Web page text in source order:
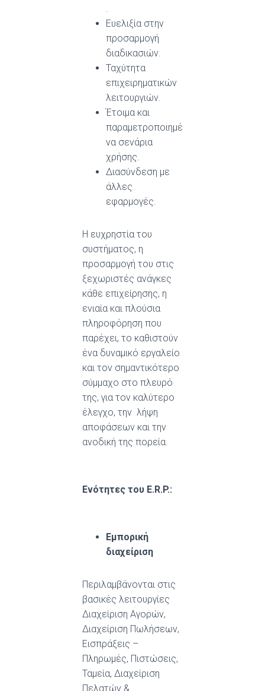
.
Ευελιξία στην
προσαρμογή
διαδικασιών.
Ταχύτητα
επιχειρηματικών
λειτουργιών.
Έτοιμα και
παραμετροποιημέ
να σενάρια
χρήσης.
Διασύνδεση με
άλλες
εφαρμογές.
Η ευχρηστία του
συστήματος, η
προσαρμογή του στις
ξεχωριστές ανάγκες
κάθε επιχείρησης, η
ενιαία και πλούσια
πληροφόρηση που
παρέχει, το καθιστούν
ένα δυναμικό εργαλείο
και τον σημαντικότερο
σύμμαχο στο πλευρό
της, για τον καλύτερο
έλεγχο, την λήψη
αποφάσεων και την
ανοδική της πορεία.
Ενότητες του E.R.P.:
Εμπορική
διαχείριση
Περιλαμβάνονται στις
βασικές λειτουργίες
Διαχείριση Αγορών,
Διαχείριση Πωλήσεων,
Εισπράξεις –
Πληρωμές, Πιστώσεις,
Ταμεία, Διαχείριση
Πελατών &